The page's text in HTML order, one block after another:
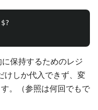
保持するためのレジ
けしか代入できず、変
。（参照は何回でもで